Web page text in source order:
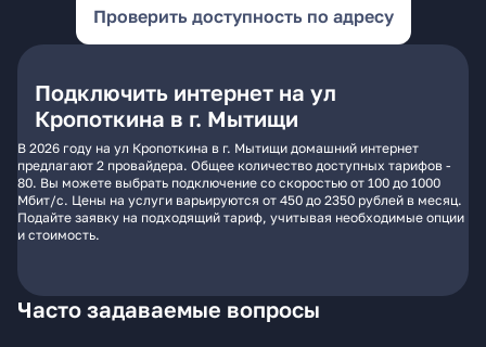
Проверить доступность по адресу
Подключить интернет на ул
Кропоткина в г. Мытищи
В 2026 году на ул Кропоткина в г. Мытищи домашний интернет
предлагают 2 провайдера. Общее количество доступных тарифов -
80. Вы можете выбрать подключение со скоростью от 100 до 1000
Мбит/с. Цены на услуги варьируются от 450 до 2350 рублей в месяц.
Подайте заявку на подходящий тариф, учитывая необходимые опции
и стоимость.
Часто задаваемые вопросы